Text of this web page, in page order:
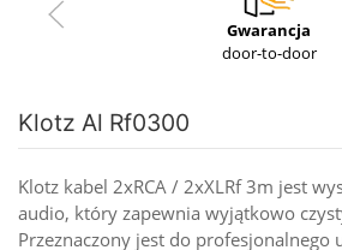
Gwarancja
door-to-door
Klotz Al Rf0300
Klotz kabel 2xRCA / 2xXLRf 3m jest
audio, który zapewnia wyjątkowo
Przeznaczony jest do profesjonalnego